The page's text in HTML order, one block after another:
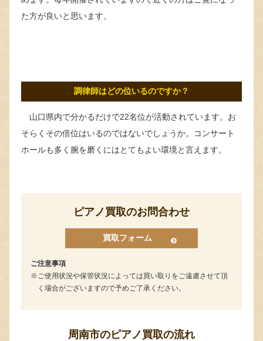
た方が良いと思います。
調律師はどの位いるのですか？
山口県内で分かるだけで22名位が活動されています。お
そらくその倍位はいるのではないでしょうか。コンサート
ホールも多く腕を磨くにはとてもよい環境と言えます。
ピアノ買取のお問合わせ
買取フォーム
ご注意事項
ご使用状況や保管状況によっては買い取りをご遠慮させて頂
く場合がございますので予めご了承ください。
周南市のピアノ買取の流れ